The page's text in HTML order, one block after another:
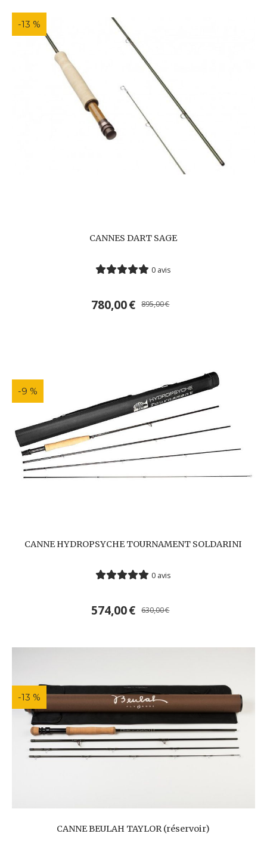
-13 %
CANNES DART SAGE
0 avis
780,00€ 895,00€
-9 %
CANNE HYDROPSYCHE TOURNAMENT SOLDARINI
0 avis
574,00€ 630,00€
-13 %
CANNE BEULAH TAYLOR (réservoir)